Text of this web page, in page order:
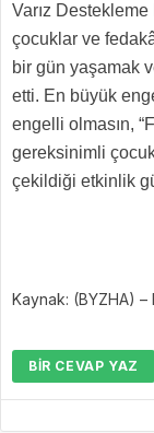
Varız
çocuklar ve
bir gün yaşamak
etti. En büyük
engelli olmasın,
gereksinimli
çekildiği etkinlik
Kaynak: (BYZHA) –
BIR CEVAP YAZ